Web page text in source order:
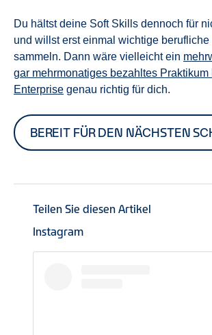
Du hältst deine Soft Skills dennoch für
und willst erst einmal wichtige berufliche
sammeln. Dann wäre vielleicht ein
gar mehrmonatiges bezahltes Praktikum
Enterprise genau richtig für dich.
BEREIT FÜR DEN NÄCHSTEN
Teilen Sie diesen Artikel
Instagram